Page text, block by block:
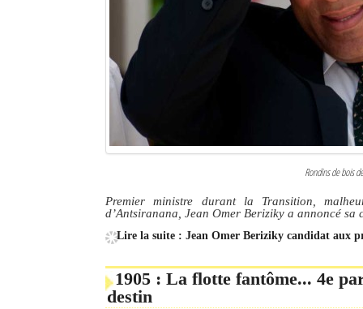
Rondins de bois
Premier ministre durant la Transition,
d’Antsiranana, Jean Omer Beriziky a annoncé
Lire la suite : Jean Omer Beriziky candidat aux
1905 : La flotte fantôme... 4e
destin